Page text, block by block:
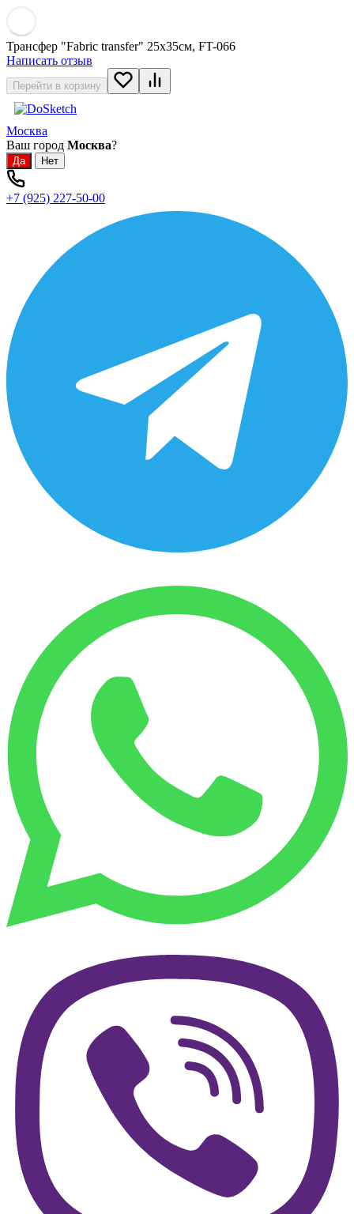
Трансфер "Fabric transfer" 25х35см, FT-066
Написать отзыв
Перейти в корзину
Москва
Ваш город Москва?
+7 (925) 227-50-00